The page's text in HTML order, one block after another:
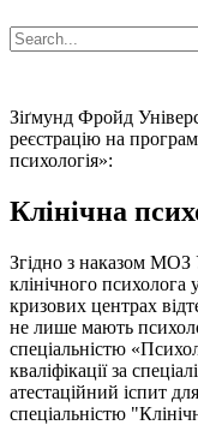
Зіґмунд Фройд
реєстрацію на
психологія»:
Клінічна
Згідно з наказом
клінічного психолога
кризових центрах
не лише мають
спеціальністю
кваліфікації за
атестаційний іспит
спеціальністю